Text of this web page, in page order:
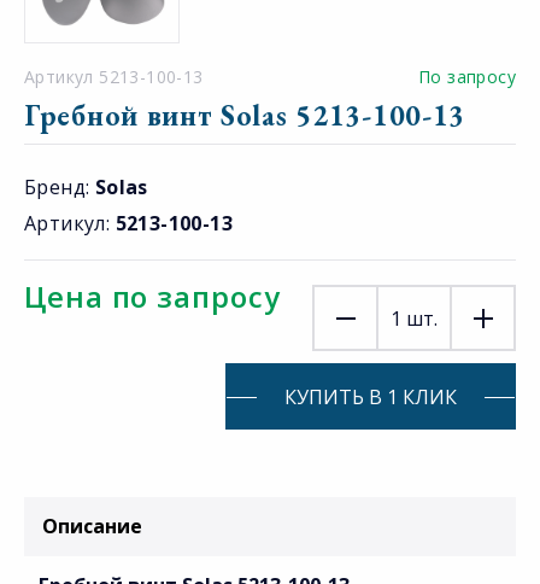
Артикул 5213-100-13 По запросу
Гребной винт Solas 5213-100-13
Бренд: Solas
Артикул: 5213-100-13
Цена по запросу
1 шт.
КУПИТЬ В 1 КЛИК
Описание